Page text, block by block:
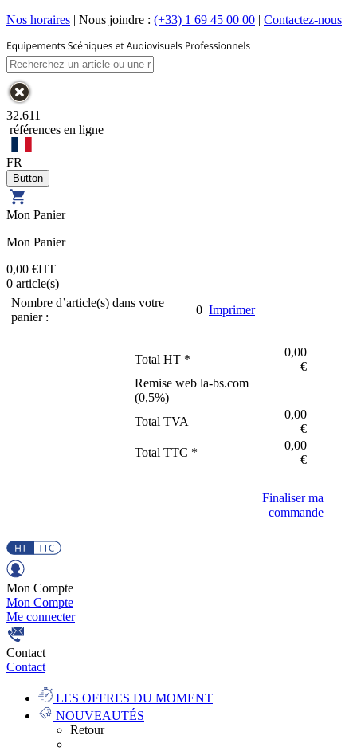
Nos horaires | Nous joindre : (+33) 1 69 45 00 00 | Contactez-nous
32.611
références en ligne
FR
Mon Panier
Mon Panier
0,00 €HT
0 article(s)
Nombre d’article(s) dans votre
panier :
0 Imprimer
Total HT *
0,00
€
Remise web la-bs.com
(0,5%)
Total TVA
0,00
€
Total TTC *
0,00
€
Finaliser ma
commande
Mon Compte
Mon Compte
Me connecter
Contact
Contact
LES OFFRES DU MOMENT
NOUVEAUTÉS
Retour